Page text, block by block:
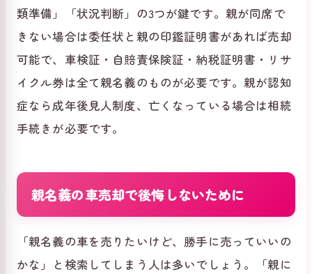
類準備」「状況判断」の3つが鍵です。親が同席で
きない場合は委任状と親の印鑑証明書があれば売却
可能で、車検証・自賠責保険証・納税証明書・リサ
イクル券は全て親名義のものが必要です。親が認知
症なら成年後見人制度、亡くなっている場合は相続
手続きが必要です。
親名義の車売却で後悔しないために
「親名義の車を売りたいけど、勝手に売っていいの
かな」と検索してしまう人は多いでしょう。「親に